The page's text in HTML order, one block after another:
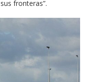
fronteras”.